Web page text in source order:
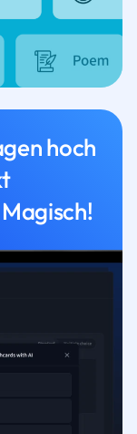
hoch